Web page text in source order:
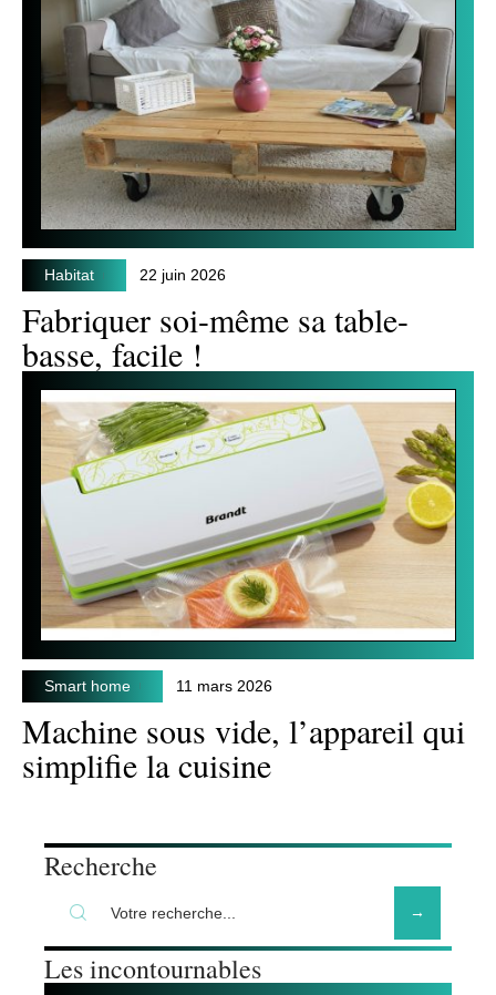
Habitat 22 juin 2026
Fabriquer soi-même sa table-
basse, facile !
Smart home 11 mars 2026
Machine sous vide, l’appareil qui
simplifie la cuisine
Recherche
Les incontournables